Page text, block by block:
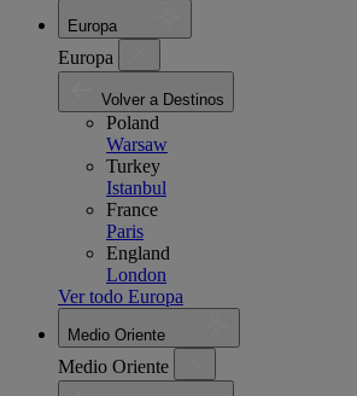
Europa
Europa
Volver a Destinos
Poland
Warsaw
Turkey
Istanbul
France
Paris
England
London
Ver todo Europa
Medio Oriente
Medio Oriente